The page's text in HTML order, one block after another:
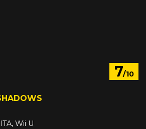
7/10
Wii U